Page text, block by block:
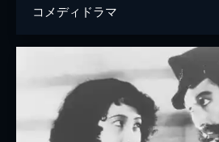
コメディドラマ